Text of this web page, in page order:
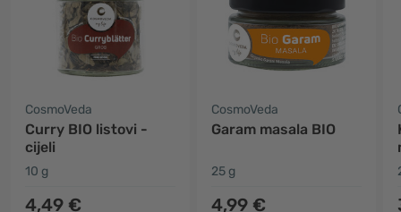
CosmoVeda
Curry BIO listovi -
cijeli
10 g
4,49 €
CosmoVeda
Garam masala BIO
25 g
4,99 €